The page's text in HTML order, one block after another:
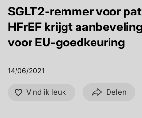
SGLT2-remmer voor
HFrEF krijgt
voor EU-goedkeuring
14/06/2021
Vind ik leuk Delen